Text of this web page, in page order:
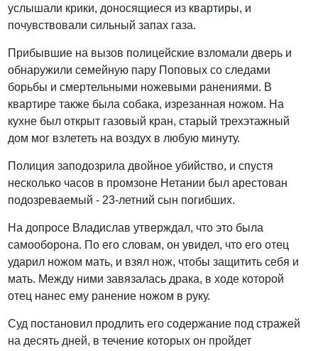
услышали крики, доносящиеся из квартиры, и
почувствовали сильный запах газа.
Прибывшие на вызов полицейские взломали дверь и
обнаружили семейную пару Поповых со следами
борьбы и смертельными ножевыми ранениями. В
квартире также была собака, изрезанная ножом. На
кухне был открыт газовый кран, старый трехэтажный
дом мог взлететь на воздух в любую минуту.
Полиция заподозрила двойное убийство, и спустя
несколько часов в промзоне Нетании был арестован
подозреваемый - 23-летний сын погибших.
На допросе Владислав утверждал, что это была
самооборона. По его словам, он увидел, что его отец
ударил ножом мать, и взял нож, чтобы защитить себя и
мать. Между ними завязалась драка, в ходе которой
отец нанес ему ранение ножом в руку.
Суд постановил продлить его содержание под стражей
на десять дней, в течение которых он пройдет